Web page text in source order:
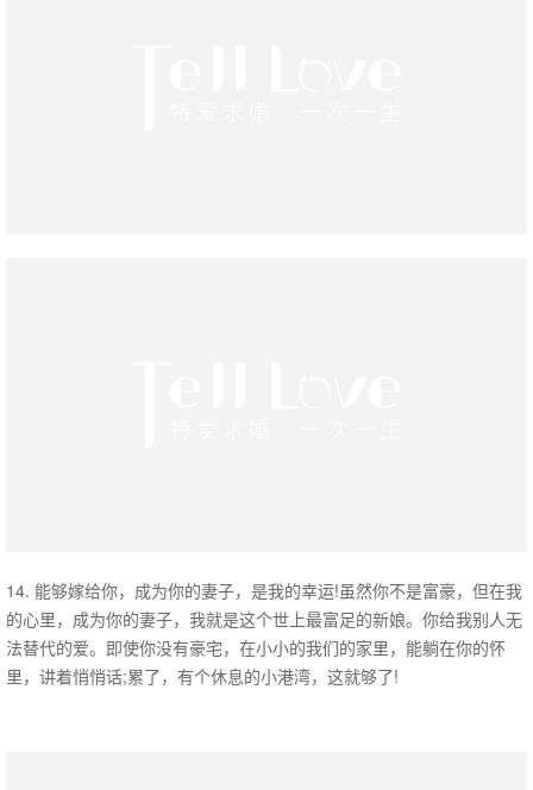
14. 能够嫁给你，成为你的妻子，是我的幸运!虽然你不是富豪，但在我
的心里，成为你的妻子，我就是这个世上最富足的新娘。你给我别人无
法替代的爱。即使你没有豪宅，在小小的我们的家里，能躺在你的怀
里，讲着悄悄话;累了，有个休息的小港湾，这就够了!